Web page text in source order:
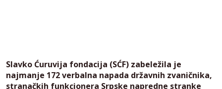
Slavko Ćuruvija fondacija (SĆF) zabeležila je
najmanje 172 verbalna napada državnih zvaničnika,
stranačkih funkcionera Srpske napredne stranke